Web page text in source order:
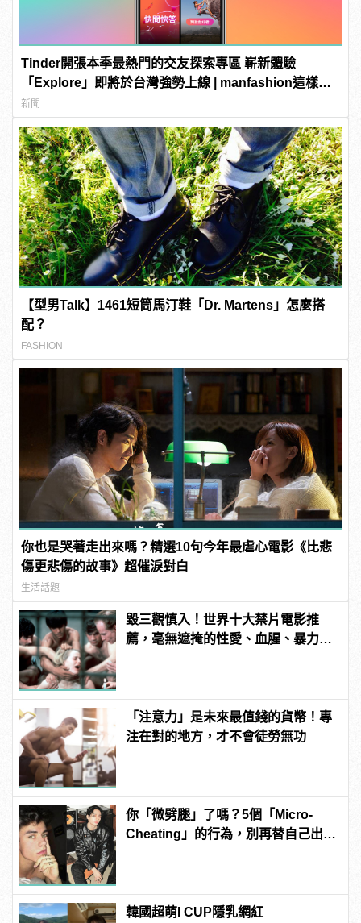
Tinder開張本季最熱門的交友探索專區 嶄新體驗
「Explore」即將於台灣強勢上線 | manfashion這樣變
型男
新聞
【型男Talk】1461短筒馬汀鞋「Dr. Martens」怎麼搭
配？
FASHION
你也是哭著走出來嗎？精選10句今年最虐心電影《比悲
傷更悲傷的故事》超催淚對白
生活話題
毀三觀慎入！世界十大禁片電影推
薦，毫無遮掩的性愛、血腥、暴力、
「注意力」是未來最值錢的貨幣！專
注在對的地方，才不會徒勞無功
你「微劈腿」了嗎？5個「Micro-
Cheating」的行為，別再替自己出軌
韓國超萌I CUP隱乳網紅